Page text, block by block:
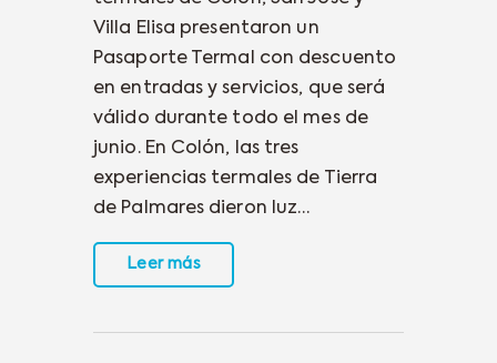
Villa Elisa presentaron un
Pasaporte Termal con descuento
en entradas y servicios, que será
válido durante todo el mes de
junio. En Colón, las tres
experiencias termales de Tierra
de Palmares dieron luz…
Leer más